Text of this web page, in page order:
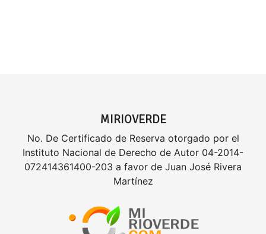
MIRIOVERDE
No. De Certificado de Reserva otorgado por el
Instituto Nacional de Derecho de Autor 04-2014-
072414361400-203 a favor de Juan José Rivera
Martínez